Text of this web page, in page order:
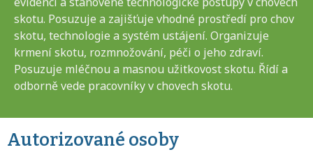
skotu. Posuzuje a zajišťuje vhodné prostředí pro chov
skotu, technologie a systém ustájení. Organizuje
krmení skotu, rozmnožování, péči o jeho zdraví.
Posuzuje mléčnou a masnou užitkovost skotu. Řídí a
odborně vede pracovníky v chovech skotu.
Autorizované osoby